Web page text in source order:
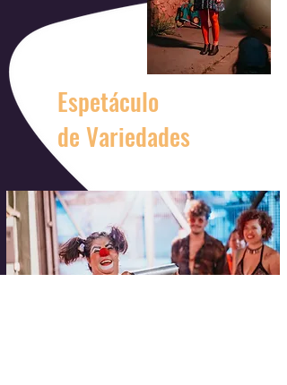
Espetáculo
de Variedades